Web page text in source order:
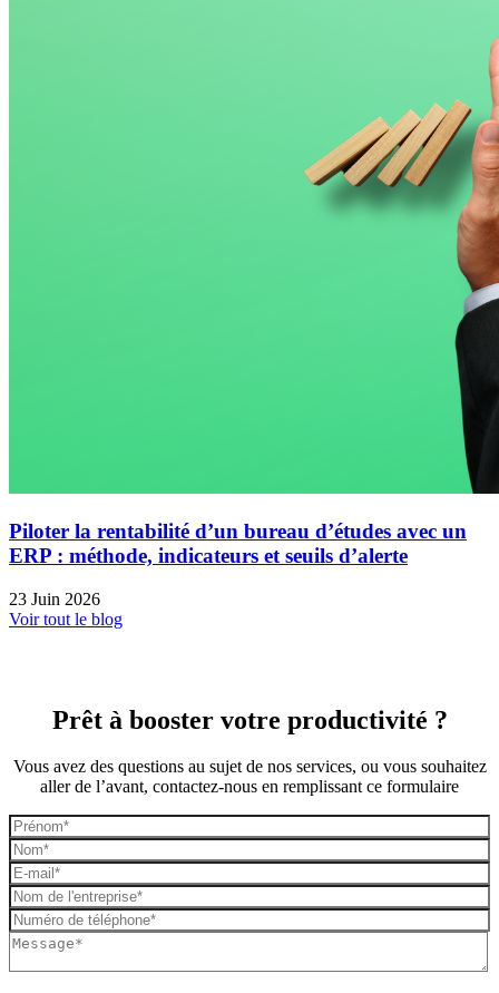
Piloter la rentabilité d’un bureau d’études avec un
ERP : méthode, indicateurs et seuils d’alerte
23 Juin 2026
Voir tout le blog
Prêt à booster votre productivité ?
Vous avez des questions au sujet de nos services, ou vous souhaitez
aller de l’avant, contactez-nous en remplissant ce formulaire